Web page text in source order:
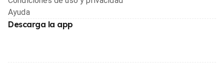
Ayuda
Descarga la app